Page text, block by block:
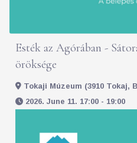
Esték az Agórában -
öröksége
Tokaji Múzeum (3910 Tokaj,
2026. June 11. 17:00 - 19:00